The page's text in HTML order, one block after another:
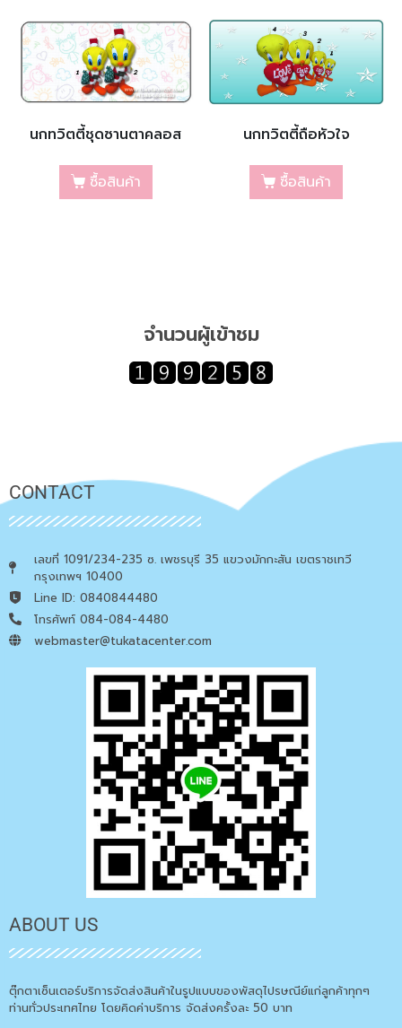
นกทวิตตี้ชุดซานตาคลอส
ซื้อสินค้า
นกทวิตตี้ถือหัวใจ
ซื้อสินค้า
จำนวนผู้เข้าชม
CONTACT
เลขที่ 1091/234-235 ซ. เพชรบุรี 35 แขวงมักกะสัน เขตราชเทวี
กรุงเทพฯ 10400
Line ID: 0840844480
โทรศัพท์ 084-084-4480
webmaster@tukatacenter.com
ABOUT US
ตุ๊กตาเซ็นเตอร์บริการจัดส่งสินค้าในรูปแบบของพัสดุไปรษณีย์แก่ลูกค้าทุกๆ
ท่านทั่วประเทศไทย โดยคิดค่าบริการ จัดส่งครั้งละ 50 บาท